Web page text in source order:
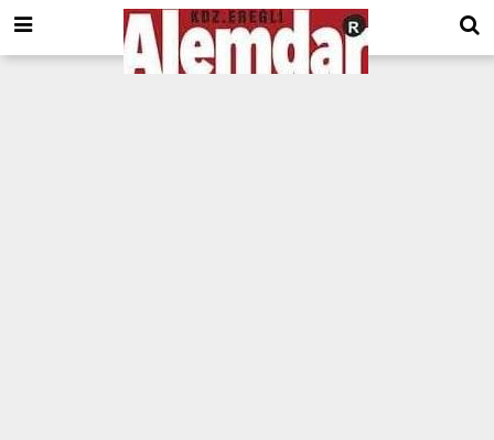
google.com, pub-8201930440372555, DIRECT, f08c47fec0942fa0